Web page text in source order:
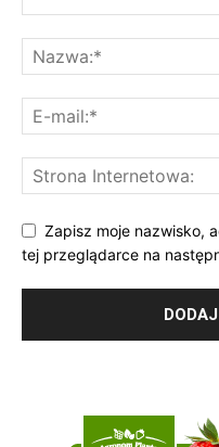
Zapisz moje nazwisko,
tej przeglądarce na